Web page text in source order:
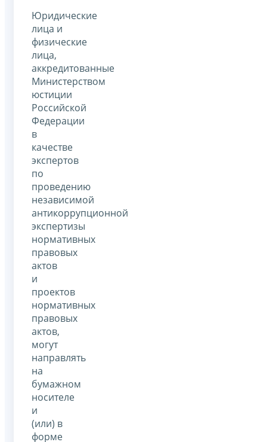
Юридические
лица и
физические
лица,
аккредитованные
Министерством
юстиции
Российской
Федерации
в
качестве
экспертов
по
проведению
независимой
антикоррупционной
экспертизы
нормативных
правовых
актов
и
проектов
нормативных
правовых
актов,
могут
направлять
на
бумажном
носителе
и
(или) в
форме